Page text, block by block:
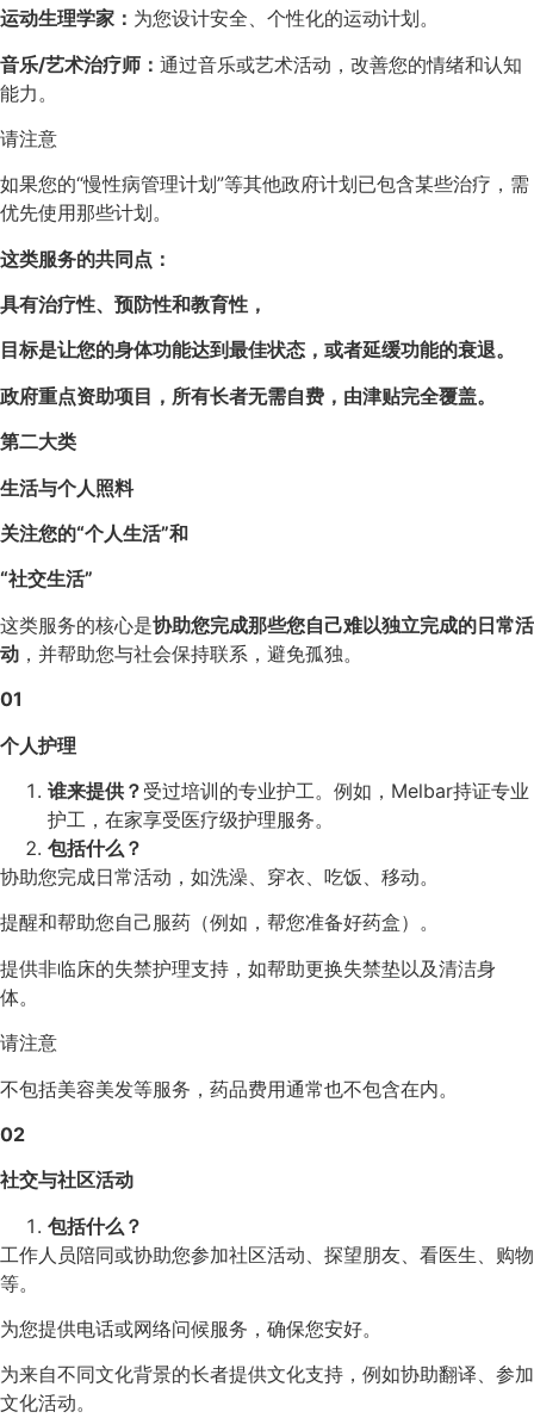
运动生理学家： 为您设计安全、个性化的运动计划。
音乐/艺术治疗师： 通过音乐或艺术活动，改善您的情绪和认知
能力。
请注意
如果您的“慢性病管理计划”等其他政府计划已包含某些治疗，需
优先使用那些计划。
这类服务的共同点：
具有治疗性、预防性和教育性，
目标是让您的身体功能达到最佳状态， 或者延缓功能的衰退。
政府重点资助项目，所有长者无需自费，由津贴完全覆盖。
第二大类
生活与个人照料
关注您的“个人生活”和
“社交生活”
这类服务的核心是协助您完成那些您自己难以独立完成的日常活
动 ，并帮助您与社会保持联系，避免孤独。
01
个人护理
谁来提供？ 受过培训的专业护工。例如，Melbar持证专业
护工，在家享受医疗级护理服务。
包括什么？
协助您完成日常活动，如洗澡、穿衣、吃饭、移动。
提醒和帮助您自己服药（例如，帮您准备好药盒）。
提供非临床的失禁护理支持，如帮助更换失禁垫以及清洁身
体。
请注意
不包括美容美发等服务，药品费用通常也不包含在内。
02
社交与社区活动
包括什么？
工作人员陪同或协助您参加社区活动、探望朋友、看医生、购物
等。
为您提供电话或网络问候服务，确保您安好。
为来自不同文化背景的长者提供文化支持，例如协助翻译、参加
文化活动。